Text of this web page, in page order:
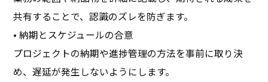
共有することで、認識のズレを防ぎます。
• 納期とスケジュールの合意
プロジェクトの納期や進捗管理の方法を事前に取り決
め、遅延が発生しないようにします。